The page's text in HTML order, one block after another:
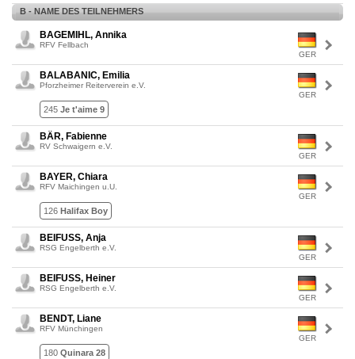
B - NAME DES TEILNEHMERS
GER
BAGEMIHL, Annika
RFV Fellbach
GER
BALABANIC, Emilia
Pforzheimer Reiterverein e.V.
245 Je t'aime 9
GER
BÄR, Fabienne
RV Schwaigern e.V.
GER
BAYER, Chiara
RFV Maichingen u.U.
126 Halifax Boy
GER
BEIFUSS, Anja
RSG Engelberth e.V.
GER
BEIFUSS, Heiner
RSG Engelberth e.V.
GER
BENDT, Liane
RFV Münchingen
180 Quinara 28